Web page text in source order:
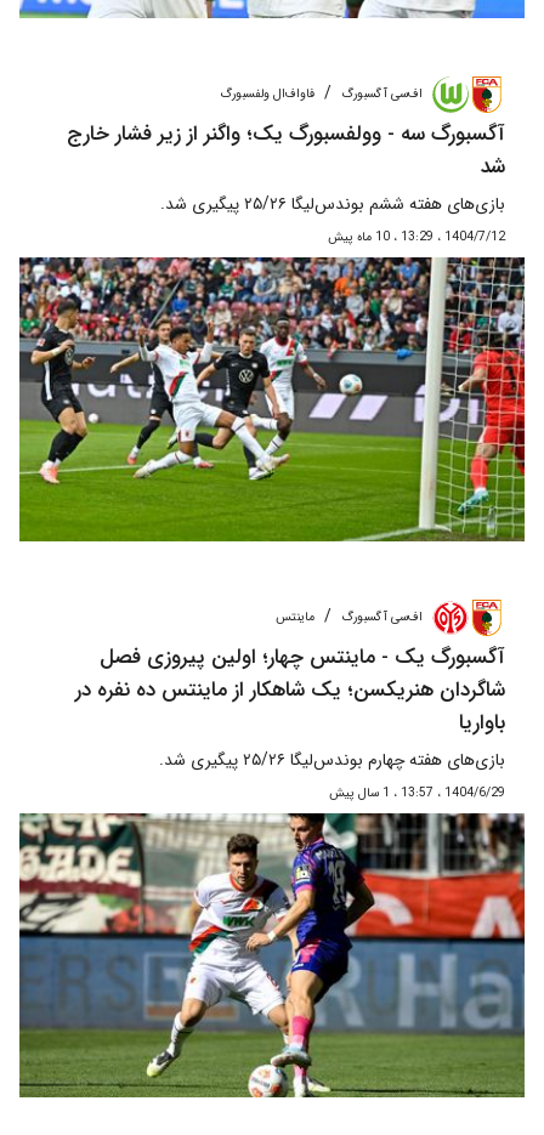
اف‌سی آگسبورگ / فاواف‌ال ولفسبورگ
آگسبورگ سه - وولفسبورگ یک؛ واگنر از زیر فشار خارج
شد
بازی‌های هفته ششم بوندس‌لیگا ۲۵/۲۶ پیگیری شد.
1404/7/12 ، 13:29 ، 10 ماه پیش
اف‌سی آگسبورگ / ماینتس
آگسبورگ یک - ماینتس چهار؛ اولین پیروزی فصل
شاگردان هنریکسن؛ یک شاهکار از ماینتس ده نفره در
باواریا
بازی‌های هفته چهارم بوندس‌لیگا ۲۵/۲۶ پیگیری شد.
1404/6/29 ، 13:57 ، 1 سال پیش